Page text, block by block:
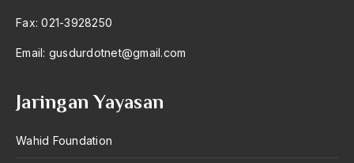
Asas Pancasila
Asas Permusyawaratan
asean
Fax: 021-3928250
Email: gusdurdotnet@gmail.com
Jaringan Yayasan
Wahid Foundation